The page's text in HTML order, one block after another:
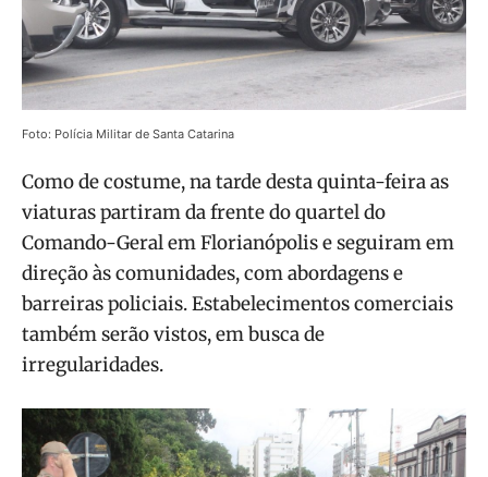
Foto: Polícia Militar de Santa Catarina
Como de costume, na tarde desta quinta-feira as
viaturas partiram da frente do quartel do
Comando-Geral em Florianópolis e seguiram em
direção às comunidades, com abordagens e
barreiras policiais. Estabelecimentos comerciais
também serão vistos, em busca de
irregularidades.